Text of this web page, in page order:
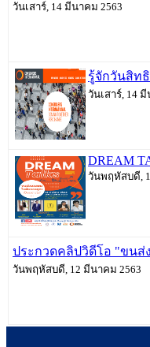
วันเสาร์, 14 มีนาคม 2563
รู้จักวันสิท
วันเสาร์, 14
DREAM
วันพฤหัสบดี,
ประกวดคลิปวิดีโอ "ขนส่
วันพฤหัสบดี, 12 มีนาคม 2563